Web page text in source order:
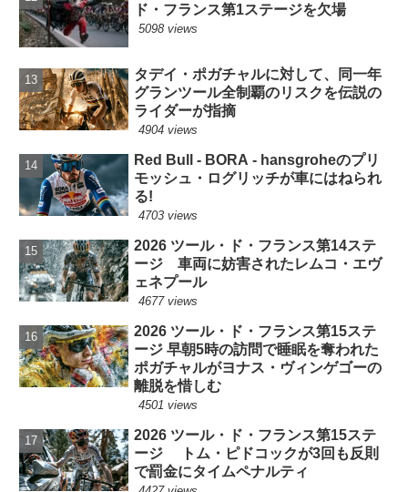
ド・フランス第1ステージを欠場
5098 views
タデイ・ポガチャルに対して、同一年
グランツール全制覇のリスクを伝説の
ライダーが指摘
4904 views
Red Bull - BORA - hansgroheのプリ
モッシュ・ログリッチが車にはねられ
る!
4703 views
2026 ツール・ド・フランス第14ステ
ージ 車両に妨害されたレムコ・エヴ
ェネプール
4677 views
2026 ツール・ド・フランス第15ステ
ージ 早朝5時の訪問で睡眠を奪われた
ポガチャルがヨナス・ヴィンゲゴーの
離脱を惜しむ
4501 views
2026 ツール・ド・フランス第15ステ
ージ トム・ピドコックが3回も反則
で罰金にタイムペナルティ